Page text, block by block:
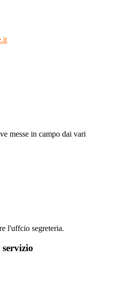
messe in campo dai vari
l'uffcio segreteria.